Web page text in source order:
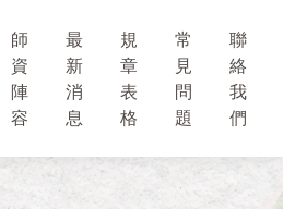
師
資
陣
容
最
新
消
息
規
章
表
格
常
見
問
題
聯
絡
我
們